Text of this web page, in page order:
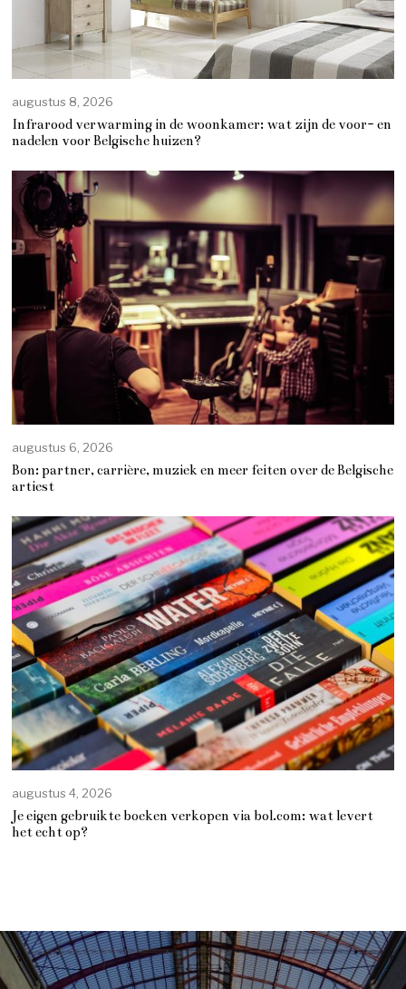
augustus 8, 2026
Infrarood verwarming in de woonkamer: wat zijn de voor- en
nadelen voor Belgische huizen?
augustus 6, 2026
Bon: partner, carrière, muziek en meer feiten over de Belgische
artiest
augustus 4, 2026
Je eigen gebruikte boeken verkopen via bol.com: wat levert
het echt op?